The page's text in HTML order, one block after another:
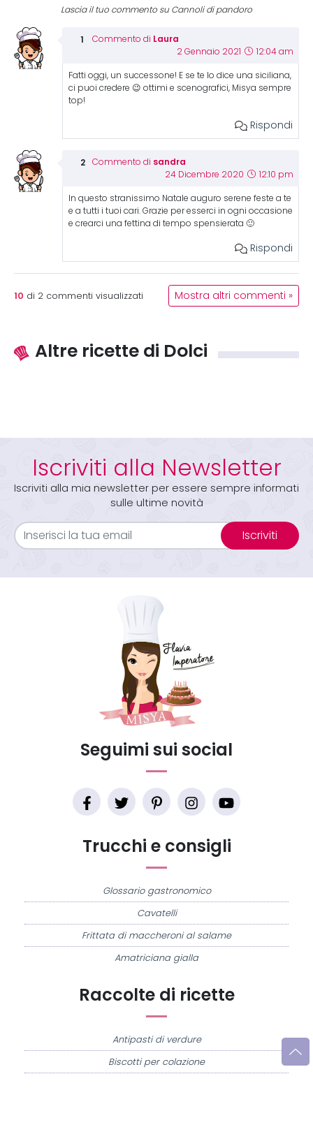
Lascia il tuo commento su Cannoli di pandoro
Commento di Laura
2 Gennaio 2021 12:04 am
Fatti oggi, un successone! E se te lo dice una siciliana,
ci puoi credere 😉 ottimi e scenografici, Misya sempre
top!
Rispondi
Commento di sandra
24 Dicembre 2020 12:10 pm
In questo stranissimo Natale auguro serene feste a te
e a tutti i tuoi cari. Grazie per esserci in ogni occasione
e crearci una fettina di tempo spensierata 🙂
Rispondi
10 di 2 commenti visualizzati Mostra altri commenti »
Altre ricette di Dolci
Iscriviti alla Newsletter
Iscriviti alla mia newsletter per essere sempre informati
sulle ultime novità
Iscriviti
Raccolte di ricette
Antipasti di verdure
Biscotti per colazione
Trucchi e consigli
Glossario gastronomico
Cavatelli
Frittata di maccheroni al salame
Amatriciana gialla
Seguimi sui social